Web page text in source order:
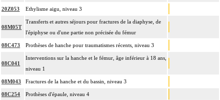
20Z053 Ethylisme aigu, niveau 3
08M05T
Transferts et autres séjours pour fractures de la diaphyse, de
l'épiphyse ou d'une partie non précisée du fémur
08C473 Prothèses de hanche pour traumatismes récents, niveau 3
08C041
Interventions sur la hanche et le fémur, âge inférieur à 18 ans,
niveau 1
08M043 Fractures de la hanche et du bassin, niveau 3
08C254 Prothèses d'épaule, niveau 4